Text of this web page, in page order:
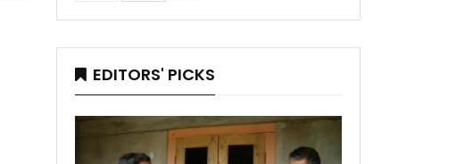
EDITORS' PICKS